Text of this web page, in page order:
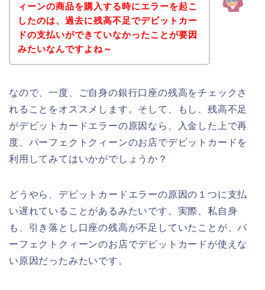
ィーンの商品を購入する時にエラーを起こ
したのは、過去に残高不足でデビットカー
ドの支払いができていなかったことが要因
みたいなんですよね～
なので、一度、ご自身の銀行口座の残高をチェックさ
れることをオススメします。そして、もし、残高不足
がデビットカードエラーの原因なら、入金した上で再
度、パーフェクトクィーンのお店でデビットカードを
利用してみてはいかがでしょうか？
どうやら、デビットカードエラーの原因の１つに支払
い遅れていることがあるみたいです。実際、私自身
も、引き落とし口座の残高が不足していたことが、パ
ーフェクトクィーンのお店でデビットカードが使えな
い原因だったみたいです。